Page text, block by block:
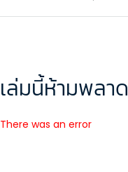
เล่มนี้ห้ามพลาด
There was an error